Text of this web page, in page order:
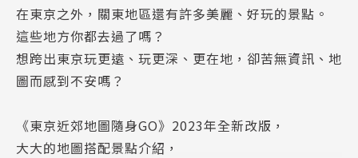
在東京之外，關東地區還有許多美麗、好玩的景點。
這些地方你都去過了嗎？
想跨出東京玩更遠、玩更深、更在地，卻苦無資訊、地
圖而感到不安嗎？
《東京近郊地圖隨身GO》2023年全新改版，
大大的地圖搭配景點介紹，